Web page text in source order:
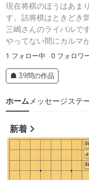
現在将棋のほうはあま
す。詰将棋はときどき
三嶋さんのライバルです
やってない間にカルマ
1 フォロー中 0 フォロワ
☗ 39問の作品
ホームメッセージステ
新着